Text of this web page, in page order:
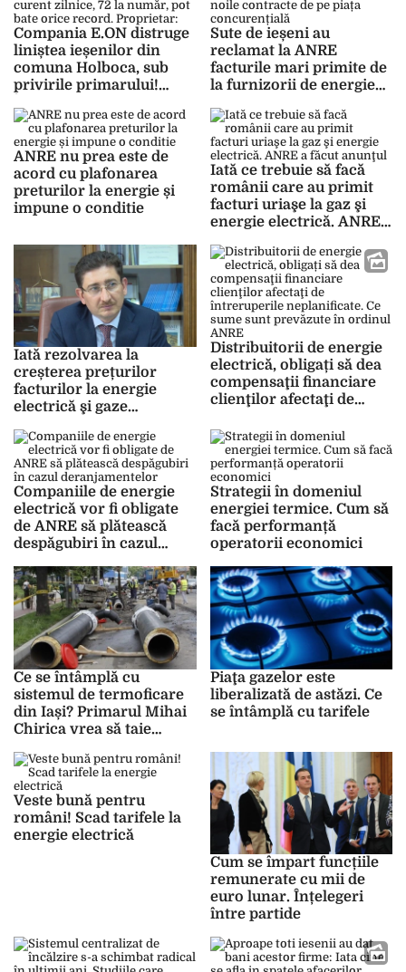
Compania E.ON distruge
liniștea ieșenilor din
comuna Holboca, sub
privirile primarului!
zilnice, 72 la număr, pot
bate orice record.
Proprietar: „Cei care au
dat șpagă au
supraîncărcat rețeaua”
Sute de ieșeni au
reclamat la ANRE
facturile mari primite de
la furnizorii de energie
încheiat noile contracte
de pe piața concurențială
ANRE nu prea este de
acord cu plafonarea
preturilor la energie și
impune o conditie
Iată ce trebuie să facă
românii care au primit
facturi uriaşe la gaz şi
energie electrică. ANRE a
Iată rezolvarea la
creșterea prețurilor
facturilor la energie
electrică şi gaze
Chiriţoiu, preşedintele
Consiliului Concurenţei:
Va trebui să învăţăm să
trăim cu preţuri mari
Distribuitorii de energie
electrică, obligați să dea
compensaţii financiare
clienţilor afectaţi de
neplanificate. Ce sume
sunt prevăzute în
ordinul ANRE
Companiile de energie
electrică vor fi obligate
de ANRE să plătească
despăgubiri în cazul
Strategii în domeniul
energiei termice. Cum să
facă performanță
operatorii economici
Ce se întâmplă cu
sistemul de termoficare
din Iași? Primarul Mihai
Chirica vrea să taie
pentru mai mulți ieșeni
Piaţa gazelor este
liberalizată de astăzi. Ce
se întâmplă cu tarifele
Veste bună pentru
români! Scad tarifele la
energie electrică
Cum se împart funcțiile
remunerate cu mii de
euro lunar. Înțelegeri
între partide